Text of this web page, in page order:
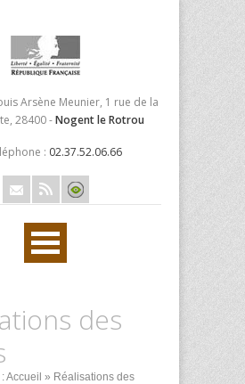
Arsène Meunier, 1 rue de la
28400 -Nogent le Rotrou
: 02.37.52.06.66
des
Accueil » Réalisations des